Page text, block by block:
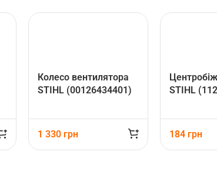
Колесо вентилятора
STIHL (00126434401)
1 330 грн
STIHL
184 грн